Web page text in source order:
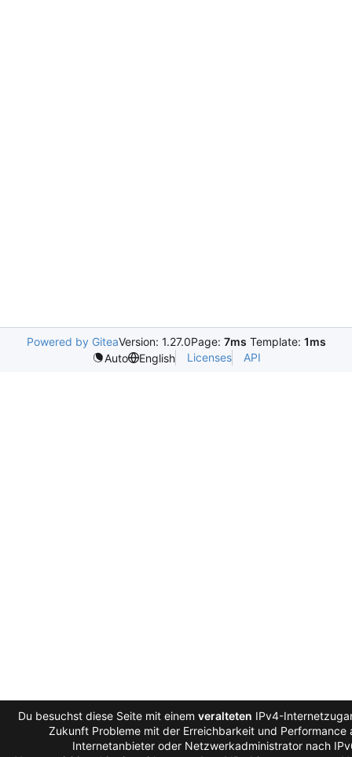
Powered by GiteaVersion: 1.27.0Page: 7ms Template: 1ms
Auto
English Licenses API
Du besuchst diese Seite mit einem veralteten IPv4-
Zukunft Probleme mit der Erreichbarkeit und Performance
Internetanbieter oder Netzwerkadministrator nach